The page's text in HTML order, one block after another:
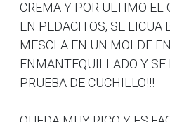
CREMA Y POR ULTIMO EL
EN PEDACITOS, SE LICUA
MESCLA EN UN MOLDE
ENMANTEQUILLADO Y SE
PRUEBA DE CUCHILLO!!!